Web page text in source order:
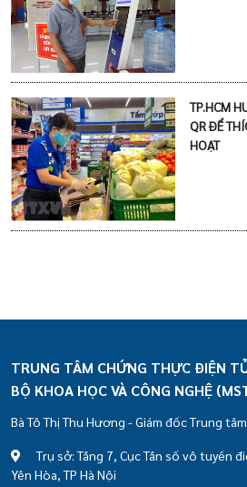
TP.HCM
QR ĐỂ
HOẠT
TRUNG TÂM CHỨNG THỰC ĐIỆN
BỘ KHOA HỌC VÀ CÔNG NGHỆ
Bà Tô Thị Thu Hương - Giám đốc Trung tâm
Trụ sở: Tầng 7, Cục Tần số vô tuyến
Yên Hòa, TP Hà Nội